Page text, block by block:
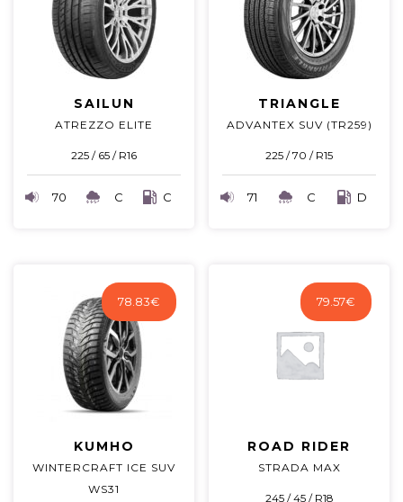
SAILUN
ATREZZO ELITE
225 / 65 / R16
70 C C
TRIANGLE
ADVANTEX SUV (TR259)
225 / 70 / R15
71 C D
78.83€
KUMHO
WINTERCRAFT ICE SUV
WS31
79.57€
ROAD RIDER
STRADA MAX
245 / 45 / R18